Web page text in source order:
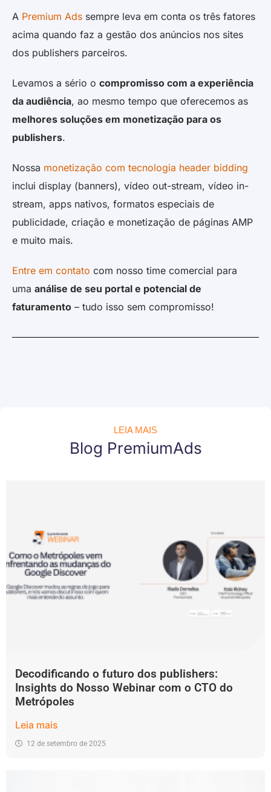
A Premium Ads sempre leva em conta os três fatores
acima quando faz a gestão dos anúncios nos sites
dos publishers parceiros.
Levamos a sério o compromisso com a experiência
da audiência, ao mesmo tempo que oferecemos as
melhores soluções em monetização para os
publishers.
Nossa monetização com tecnologia header bidding
inclui display (banners), vídeo out-stream, vídeo in-
stream, apps nativos, formatos especiais de
publicidade, criação e monetização de páginas AMP
e muito mais.
Entre em contato com nosso time comercial para
uma análise de seu portal e potencial de
faturamento – tudo isso sem compromisso!
LEIA MAIS
Blog PremiumAds
Decodificando o futuro dos publishers:
Insights do Nosso Webinar com o CTO do
Metrópoles
Leia mais
12 de setembro de 2025